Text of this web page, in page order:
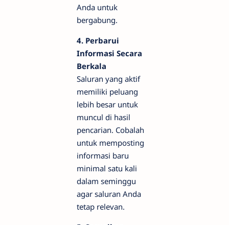
Anda untuk
bergabung.
4. Perbarui
Informasi Secara
Berkala
Saluran yang aktif
memiliki peluang
lebih besar untuk
muncul di hasil
pencarian. Cobalah
untuk memposting
informasi baru
minimal satu kali
dalam seminggu
agar saluran Anda
tetap relevan.